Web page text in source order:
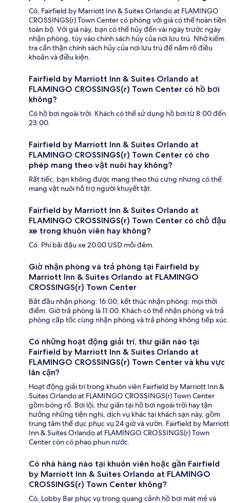
Có, Fairfield by Marriott Inn & Suites Orlando at FLAMINGO
CROSSINGS(r) Town Center có phòng với giá có thể hoàn tiền
toàn bộ. Với giá này, bạn có thể hủy đến vài ngày trước ngày
nhận phòng, tùy vào chính sách hủy của nơi lưu trú. Nhớ kiểm
tra cẩn thận chính sách hủy của nơi lưu trú để nắm rõ điều
khoản và điều kiện.
Fairfield by Marriott Inn & Suites Orlando at
FLAMINGO CROSSINGS(r) Town Center có hồ bơi
không?
Có hồ bơi ngoài trời. Khách có thể sử dụng hồ bơi từ 8:00 đến
23:00.
Fairfield by Marriott Inn & Suites Orlando at
FLAMINGO CROSSINGS(r) Town Center có cho
phép mang theo vật nuôi hay không?
Rất tiếc, bạn không được mang theo thú cưng nhưng có thể
mang vật nuôi hỗ trợ người khuyết tật.
Fairfield by Marriott Inn & Suites Orlando at
FLAMINGO CROSSINGS(r) Town Center có chỗ đậu
xe trong khuôn viên hay không?
Có. Phí bãi đậu xe 20.00 USD mỗi đêm.
Giờ nhận phòng và trả phòng tại Fairfield by
Marriott Inn & Suites Orlando at FLAMINGO
CROSSINGS(r) Town Center
Bắt đầu nhận phòng: 16:00; kết thúc nhận phòng: mọi thời
điểm. Giờ trả phòng là 11:00. Khách có thể nhận phòng và trả
phòng cấp tốc cùng nhận phòng và trả phòng không tiếp xúc.
Có những hoạt động giải trí, thư giãn nào tại
Fairfield by Marriott Inn & Suites Orlando at
FLAMINGO CROSSINGS(r) Town Center và khu vực
lân cận?
Hoạt động giải trí trong khuôn viên Fairfield by Marriott Inn &
Suites Orlando at FLAMINGO CROSSINGS(r) Town Center
gồm bóng rổ. Bơi lội, thư giãn tại hồ bơi ngoài trời hay tận
hưởng những tiện nghi, dịch vụ khác tại khách sạn này, gồm
trung tâm thể dục phục vụ 24 giờ và vườn. Fairfield by Marriott
Inn & Suites Orlando at FLAMINGO CROSSINGS(r) Town
Center còn có phao phun nước.
Có nhà hàng nào tại khuôn viên hoặc gần Fairfield
by Marriott Inn & Suites Orlando at FLAMINGO
CROSSINGS(r) Town Center không?
Có, Lobby Bar phục vụ trong quang cảnh hồ bơi mát mẻ và